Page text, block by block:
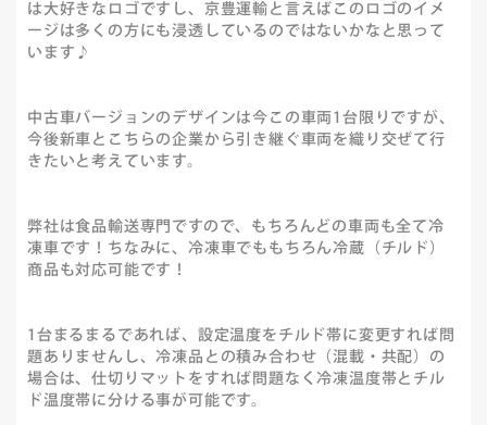
は大好きなロゴですし、京豊運輸と言えばこのロゴのイメ
ージは多くの方にも浸透しているのではないかなと思って
います♪
中古車バージョンのデザインは今この車両1台限りですが、
今後新車とこちらの企業から引き継ぐ車両を織り交ぜて行
きたいと考えています。
弊社は食品輸送専門ですので、もちろんどの車両も全て冷
凍車です！ちなみに、冷凍車でももちろん冷蔵（チルド）
商品も対応可能です！
1台まるまるであれば、設定温度をチルド帯に変更すれば問
題ありませんし、冷凍品との積み合わせ（混載・共配）の
場合は、仕切りマットをすれば問題なく冷凍温度帯とチル
ド温度帯に分ける事が可能です。